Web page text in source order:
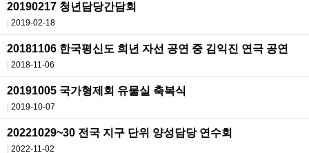
20190217 청년담당간담회
2019-02-18
20181106 한국평신도 희년 자선 공연 중 김익진 연극 공연
2018-11-06
20191005 국가형제회 유물실 축복식
2019-10-07
20221029~30 전국 지구 단위 양성담당 연수회
2022-11-02